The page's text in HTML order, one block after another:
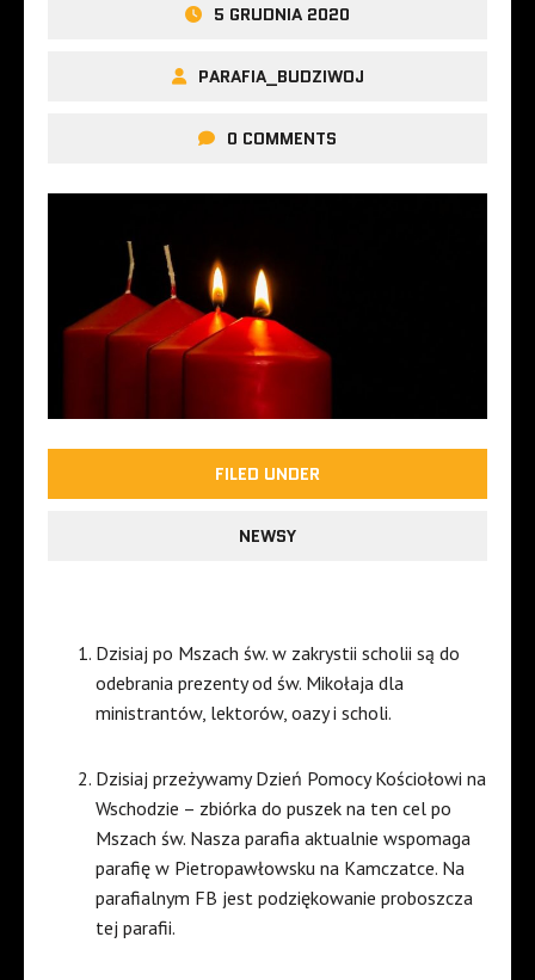
5 GRUDNIA 2020
PARAFIA_BUDZIWOJ
0 COMMENTS
FILED UNDER
NEWSY
Dzisiaj po Mszach św. w zakrystii scholii są do
odebrania prezenty od św. Mikołaja dla
ministrantów, lektorów, oazy i scholi.
Dzisiaj przeżywamy Dzień Pomocy Kościołowi na
Wschodzie – zbiórka do puszek na ten cel po
Mszach św. Nasza parafia aktualnie wspomaga
parafię w Pietropawłowsku na Kamczatce. Na
parafialnym FB jest podziękowanie proboszcza
tej parafii.